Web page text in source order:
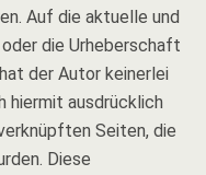
Auf die aktuelle und
die Urheberschaft
der Autor keinerlei
hiermit ausdrücklich
Seiten, die
Diese